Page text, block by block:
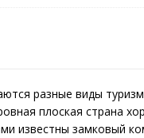
разные виды
плоская страна
известны замковый